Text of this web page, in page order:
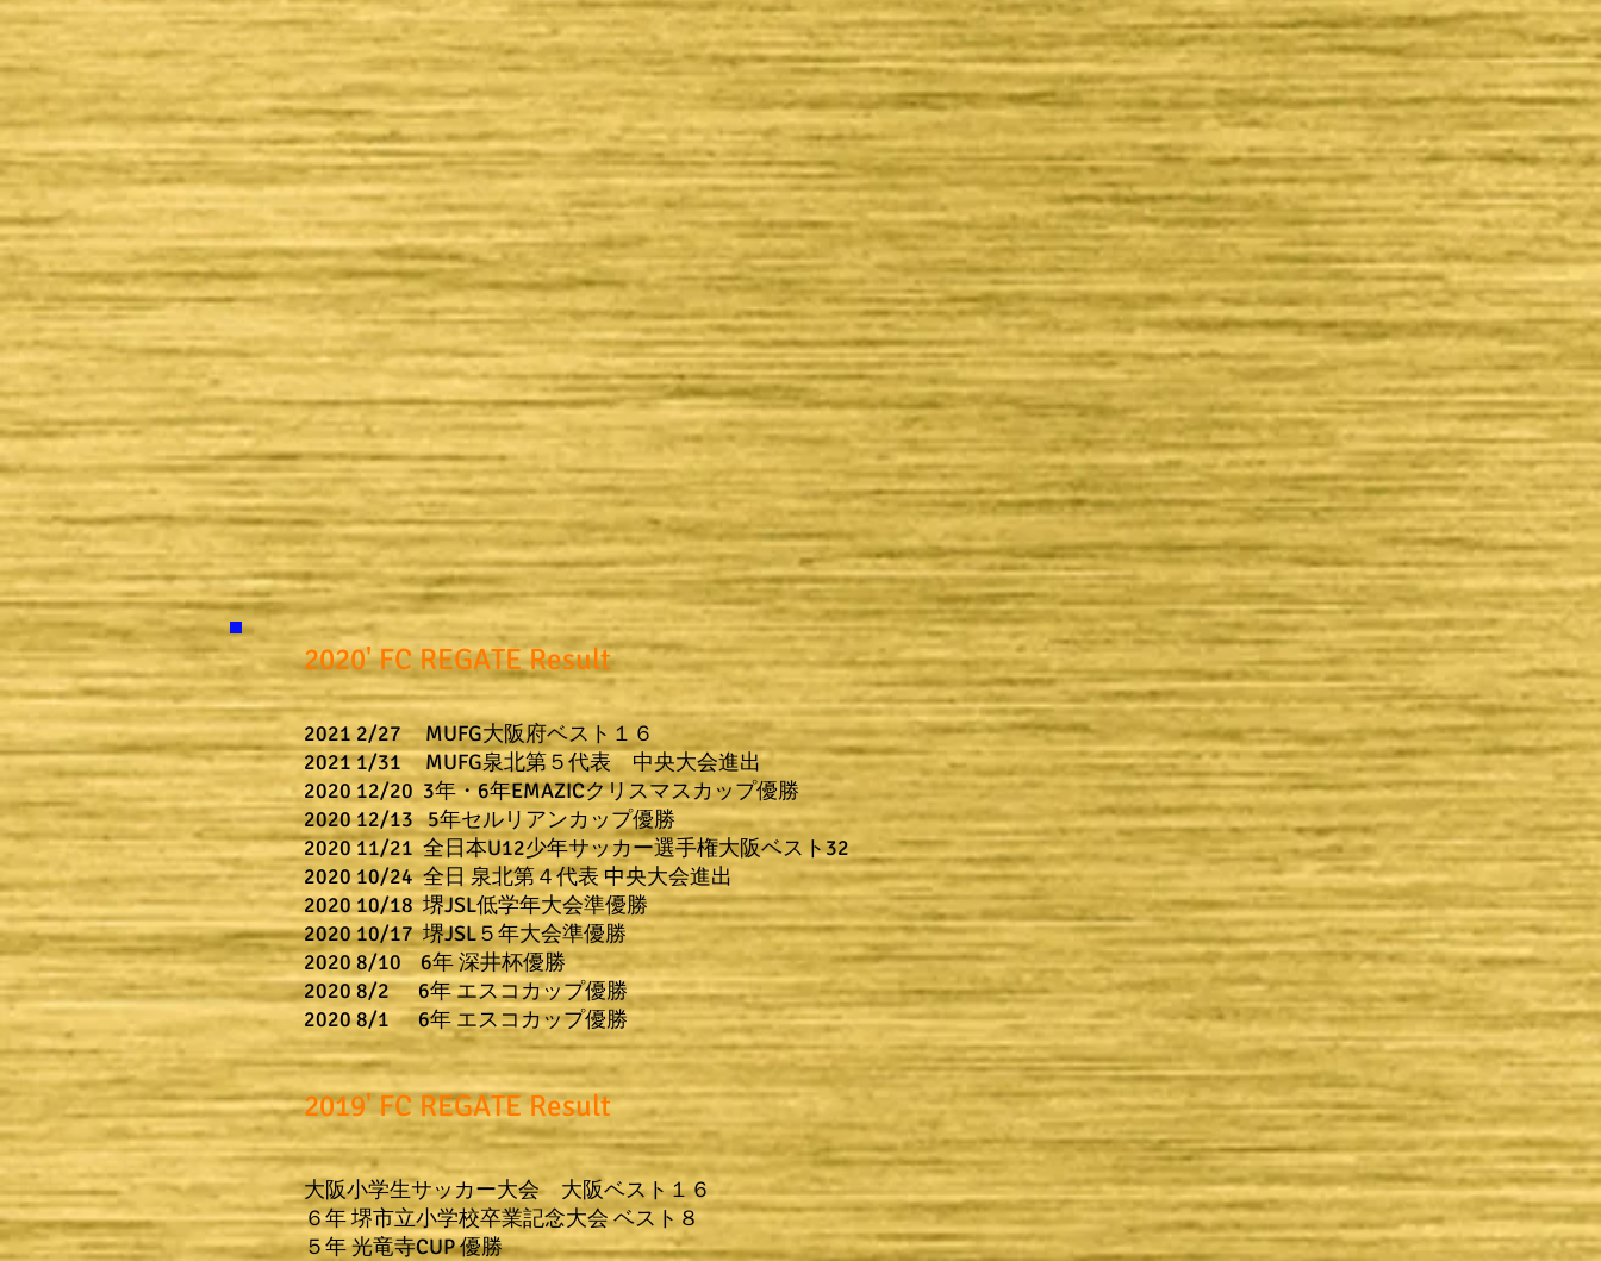
​2020' FC REGATE Result
​2021 2/27 MUFG大阪府ベスト１６
2021 1/31 MUFG泉北第５代表 中央大会進出
​2020 12/20 3年・6年EMAZICクリスマスカップ優勝
2020 12/13 5年セルリアンカップ優勝
2020 11/21 全日本U12少年サッカー選手権大阪ベスト32
​2020 10/24 全日 泉北第４代表 中央大会進出
2020 10/18 堺JSL低学年大会準優勝
2020 10/17 堺JSL５年大会準優勝
2020 8/10 6年 深井杯優勝
2020 8/2 6年 エスコカップ優勝
​2020 8/1 6年 エスコカップ優勝
​2019' FC REGATE Result
大阪小学生サッカー大会 大阪ベスト１６
​６年 堺市立小学校卒業記念大会 ベスト８
５年 光竜寺CUP 優勝